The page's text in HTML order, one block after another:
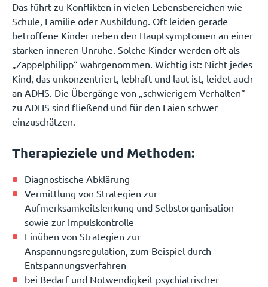
Das führt zu Konflikten in vielen Lebensbereichen wie
Schule, Familie oder Ausbildung. Oft leiden gerade
betroffene Kinder neben den Hauptsymptomen an einer
starken inneren Unruhe. Solche Kinder werden oft als
„Zappelphilipp“ wahrgenommen. Wichtig ist: Nicht jedes
Kind, das unkonzentriert, lebhaft und laut ist, leidet auch
an ADHS. Die Übergänge von „schwierigem Verhalten“
zu ADHS sind fließend und für den Laien schwer
einzuschätzen.
Therapieziele und Methoden:
Diagnostische Abklärung
Vermittlung von Strategien zur
Aufmerksamkeitslenkung und Selbstorganisation
sowie zur Impulskontrolle
Einüben von Strategien zur
Anspannungsregulation, zum Beispiel durch
Entspannungsverfahren
bei Bedarf und Notwendigkeit psychiatrischer